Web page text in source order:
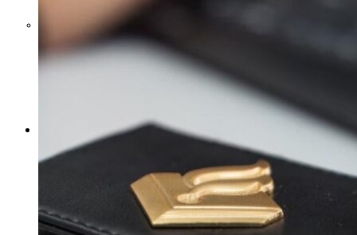
Politie ontdekt 50.000
Oorlog in Oekraïne